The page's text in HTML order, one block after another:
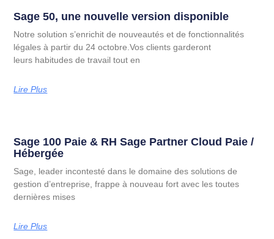
Sage 50, une nouvelle version disponible
Notre solution s’enrichit de nouveautés et de fonctionnalités
légales à partir du 24 octobre.Vos clients garderont
leurs habitudes de travail tout en
Lire Plus
Sage 100 Paie & RH Sage Partner Cloud Paie /
Hébergée
Sage, leader incontesté dans le domaine des solutions de
gestion d’entreprise, frappe à nouveau fort avec les toutes
dernières mises
Lire Plus